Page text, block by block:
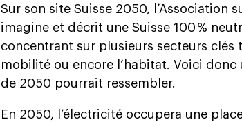
Sur son site Suisse 2050, l’Association
imagine et décrit une Suisse 100 %
concentrant sur plusieurs secteurs clés
mobilité ou encore l’habitat. Voici
de 2050 pourrait ressembler.
En 2050, l’électricité occupera une